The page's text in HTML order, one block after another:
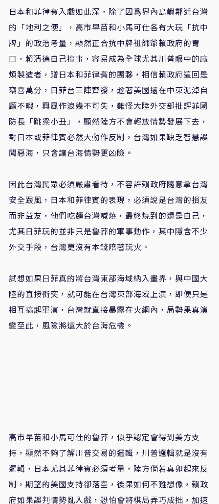
日本和菲律賓入戲如此深，除了因爲界內島嶼鄰近台灣
的「地利之便」，高市早苗和小馬可仕各有大玩「抗中
牌」的政治考量，顯然正合抗中牌祖師爺賴政府的胃
口，賴清德自己搞事，容易成為全球尤其川普眼中的麻
煩製造者，蹭日本和菲律賓的團夥，相信賴政府這回是
竊喜萬分，日菲台三陣齊發，趁著美國還在中東泥淖自
顧不暇，興風作浪幾不可失，難怪大陸外交部批評菲國
防長「跳梁小丑」，顯然陸方不會輕放情勢發展下去，
對日本或菲律賓必然大動作反制，台灣如果缺乏智慧誤
闖惡海，只會讓台海情勢更凶險。
因此台灣民眾必須嚴肅看待，不容許賴政府隨意拿台灣
安全跟風，日本和菲律賓的表現，必須說是台灣的損友
而非益友，他們吃麵台灣喊燒，最終燒到的還是自己，
尤其日菲玩的並非只是魯莽的軍事動作，其中隱含不少
外交手段，台灣更沒有本錢陪著玩火。
試想如果日菲真的將台灣東部海域納入畫界，與中國大
陸的直接衝突，就可能在台灣東部海域上演，即便只是
相互搞起軍演，台灣就直接暴露在火網內，局勢果真演
變至此，風險將遠大於台海危機。
高市早苗和小馬可仕的魯莽，似乎認定會得到美方支
持，顯然不夠了解川普交易的邏輯，川普邏輯就是沒有
邏輯，日本尤其菲律賓必須考量，陸方倘若真卯起來反
制，期望的美國支持卻落空，後果如何不難想像，賴政
府如果誤判情勢亂入戲，恐怕會將棋局弄巧成拙，加速